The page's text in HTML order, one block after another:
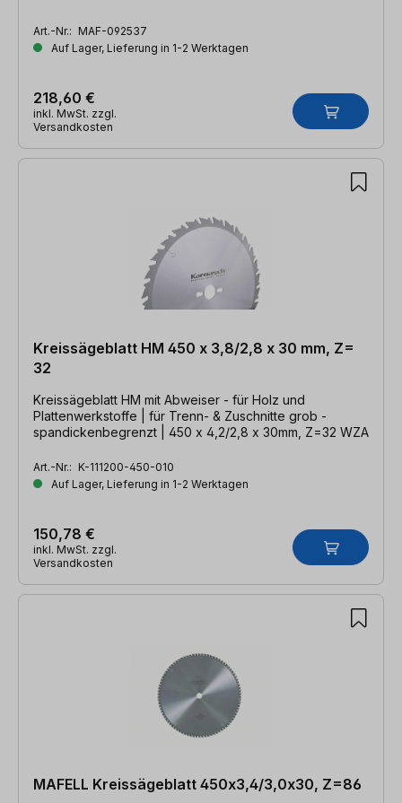
Art.-Nr.: MAF-092537
Auf Lager, Lieferung in 1-2 Werktagen
218,60 €
inkl. MwSt. zzgl.
Versandkosten
Kreissägeblatt HM 450 x 3,8/2,8 x 30 mm, Z=
32
Kreissägeblatt HM mit Abweiser - für Holz und
Plattenwerkstoffe | für Trenn- & Zuschnitte grob -
spandickenbegrenzt | 450 x 4,2/2,8 x 30mm, Z=32 WZA
Art.-Nr.: K-111200-450-010
Auf Lager, Lieferung in 1-2 Werktagen
150,78 €
inkl. MwSt. zzgl.
Versandkosten
MAFELL Kreissägeblatt 450x3,4/3,0x30, Z=86